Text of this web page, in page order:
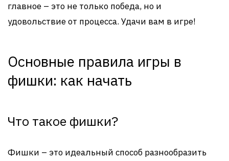
главное – это не только победа, но и
удовольствие от процесса. Удачи вам в игре!
Основные правила игры в
фишки: как начать
Что такое фишки?
Фишки – это идеальный способ разнообразить